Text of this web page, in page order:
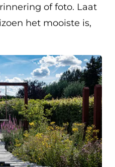
of foto. Laat
het mooiste is,